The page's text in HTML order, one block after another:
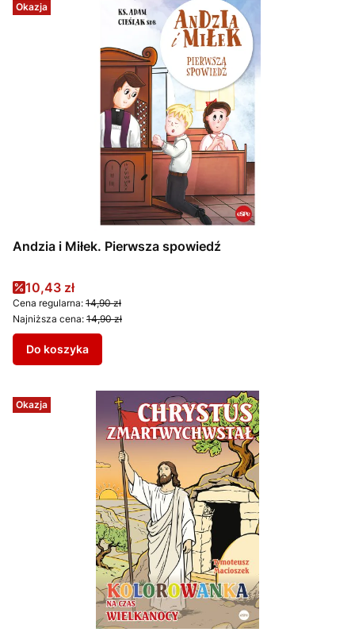
Okazja
Andzia i Miłek. Pierwsza spowiedź
Cena promocyjna
10,43 zł
Cena regularna: 14,90 zł
Najniższa cena: 14,90 zł
Do koszyka
Okazja